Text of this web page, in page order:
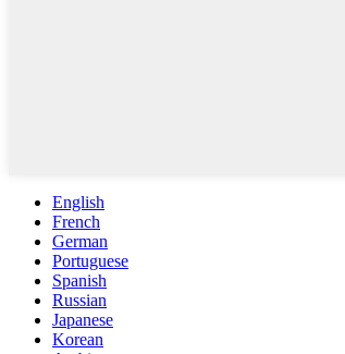
English
French
German
Portuguese
Spanish
Russian
Japanese
Korean